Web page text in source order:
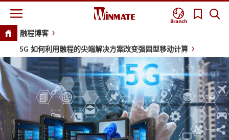
Branch
融程博客
5G 如何利用融程的尖端解决方案改变强固型移动计算